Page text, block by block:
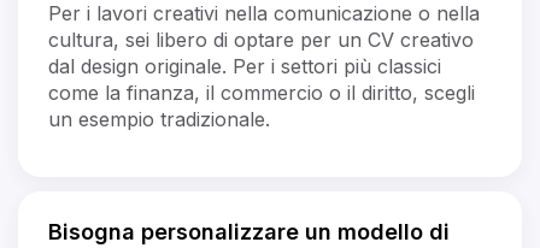
Per i lavori creativi nella comunicazione o nella
cultura, sei libero di optare per un CV creativo
dal design originale. Per i settori più classici
come la finanza, il commercio o il diritto, scegli
un esempio tradizionale.
Bisogna personalizzare un modello di